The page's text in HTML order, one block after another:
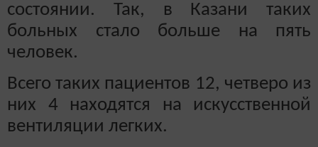
состоянии. Так, в Казани таких
больных стало больше на пять
человек.
Всего таких пациентов 12, четверо из
них 4 находятся на искусственной
вентиляции легких.